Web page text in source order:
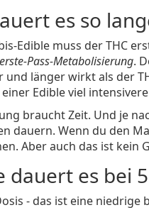
es so
Edible muss der THC
erste-Pass-Metabolisierung.
und länger wirkt als der
Edible viel
braucht Zeit. Und je
dauern. Wenn du den
Aber auch das ist kein
dauert es bei
- das ist eine